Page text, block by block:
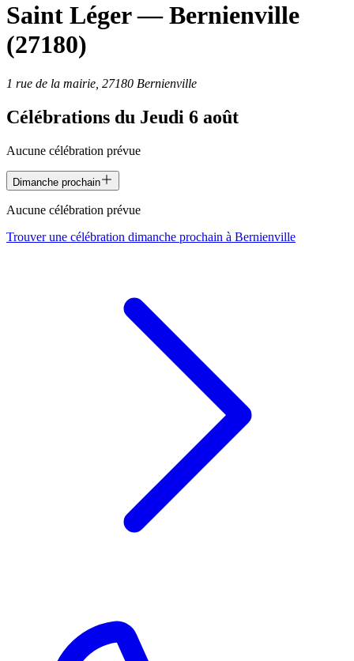
Saint Léger—Bernienville
(27180)
1 rue de la mairie, 27180 Bernienville
Célébrations du Jeudi 6 août
Aucune célébration prévue
Dimanche prochain
Aucune célébration prévue
Trouver une célébration dimanche prochain à Bernienville